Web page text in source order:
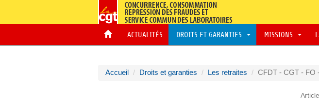
ACTUALITÉS DROITS ET GARANTIES MISSIONS
Accueil Droits et garanties Les retraites CFDT - CGT -